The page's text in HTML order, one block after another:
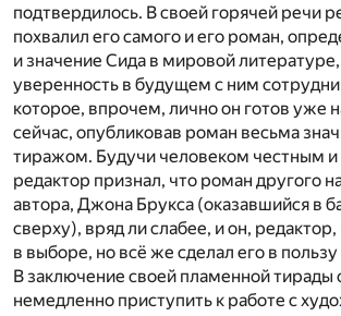
подтвердилось. В своей горячей речи
похвалил его самого и его роман,
и значение Сида в мировой
уверенность в будущем с ним
которое, впрочем, лично он готов уже
сейчас, опубликовав роман весьма
тиражом. Будучи человеком честным
редактор признал, что роман другого
автора, Джона Брукса (оказавшийся в
сверху), вряд ли слабее, и он, редактор,
в выборе, но всё же сделал его в
В заключение своей пламенной
немедленно приступить к работе с